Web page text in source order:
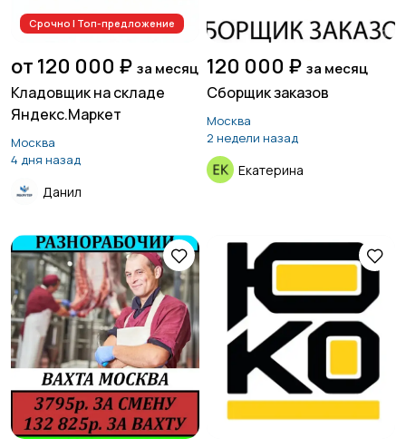
Страхование
Строительство и
ремонт 7
Туризм и гостиницы
Управление
недвижимостью
Управление
персоналом
Удаленная работа18
Финансы Юриспруденция
Срочно | Топ-предложение
от 120 000 ₽ за месяц
Кладовщик на складе
Яндекс.Маркет
Москва
4 дня назад
Данил
120 000 ₽ за месяц
Сборщик заказов
Москва
2 недели назад
Екатерина